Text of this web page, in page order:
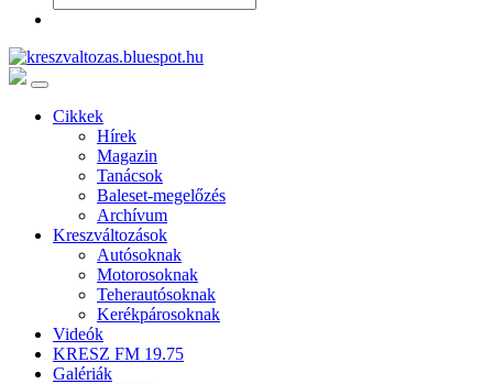
Cikkek
Hírek
Magazin
Tanácsok
Baleset-megelőzés
Archívum
Kreszváltozások
Autósoknak
Motorosoknak
Teherautósoknak
Kerékpárosoknak
Videók
KRESZ FM 19.75
Galériák